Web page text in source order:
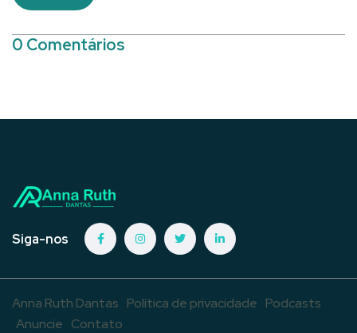
0 Comentários
Siga-nos
Anna Ruth Dantas Política de privacidade Podcasts
Anuncie Contato